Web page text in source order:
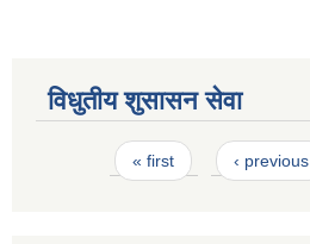
विधुतीय शुसासन सेवा
Pages« first ‹ previous